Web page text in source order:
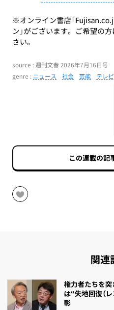
※オンライン書店「
ン」がございます。ご希望の方
さい。
source : 週刊文春 2026年7月16日号
genre : ニュース 社会 芸能 テレ
この連載の記
関連
権力者たちを
は“失地回復（
彰